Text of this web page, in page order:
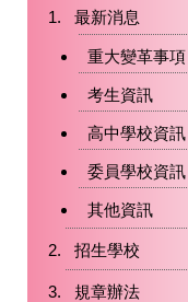
最新消息
重大變革事項
考生資訊
高中學校資訊
委員學校資訊
其他資訊
招生學校
規章辦法